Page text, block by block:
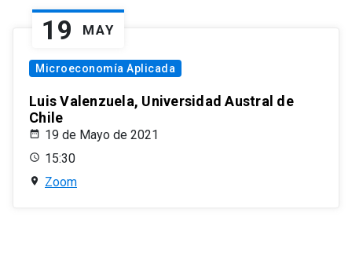
19 MAY
Microeconomía Aplicada
Luis Valenzuela, Universidad Austral de
Chile
19 de Mayo de 2021
15:30
Zoom